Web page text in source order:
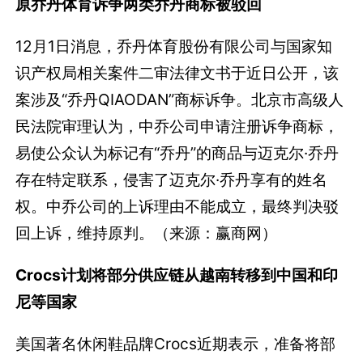
原乔丹体育诉争两类乔丹商标被驳回
12月1日消息，乔丹体育股份有限公司与国家知
识产权局相关案件二审法律文书于近日公开，该
案涉及“乔丹QIAODAN”商标诉争。北京市高级人
民法院审理认为，中乔公司申请注册诉争商标，
易使公众认为标记有“乔丹”的商品与迈克尔·乔丹
存在特定联系，侵害了迈克尔·乔丹享有的姓名
权。中乔公司的上诉理由不能成立，最终判决驳
回上诉，维持原判。（来源：赢商网）
Crocs计划将部分供应链从越南转移到中国和印
尼等国家
美国著名休闲鞋品牌Crocs近期表示，准备将部